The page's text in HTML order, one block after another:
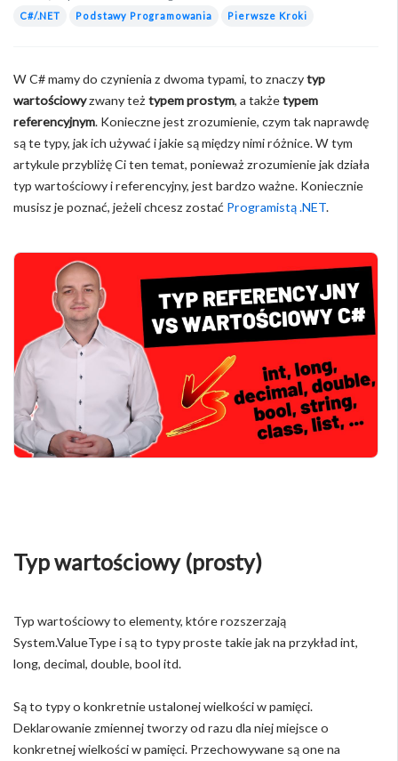
C#/.NET Podstawy Programowania Pierwsze Kroki
W C# mamy do czynienia z dwoma typami, to znaczytyp
wartościowyzwany też typem prostym, a takżetypem
referencyjnym. Konieczne jest zrozumienie, czym tak naprawdę
są te typy, jak ich używać i jakie są między nimi różnice. W tym
artykule przybliżę Ci ten temat, ponieważ zrozumienie jak działa
typ wartościowy i referencyjny, jest bardzo ważne. Koniecznie
musisz je poznać, jeżeli chcesz zostać Programistą .NET.
Typ wartościowy (prosty)
Typ wartościowy to elementy, które rozszerzają
System.ValueType i są to typy proste takie jak na przykład int,
long, decimal, double, bool itd.
Są to typy o konkretnie ustalonej wielkości w pamięci.
Deklarowanie zmiennej tworzy od razu dla niej miejsce o
konkretnej wielkości w pamięci. Przechowywane są one na